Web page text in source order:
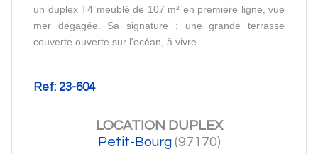
un duplex T4 meublé de 107 m² en première ligne, vue
mer dégagée. Sa signature : une grande terrasse
couverte ouverte sur l'océan, à vivre...
Ref: 23-604
LOCATION DUPLEX
Petit-Bourg (97170)